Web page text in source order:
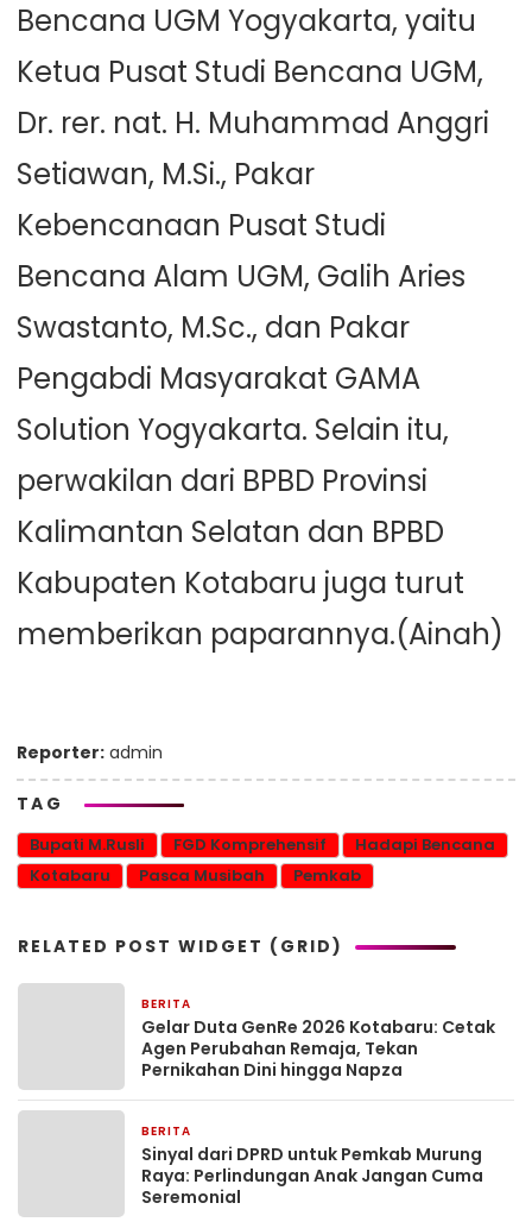
Bencana UGM Yogyakarta, yaitu
Ketua Pusat Studi Bencana UGM,
Dr. rer. nat. H. Muhammad Anggri
Setiawan, M.Si., Pakar
Kebencanaan Pusat Studi
Bencana Alam UGM, Galih Aries
Swastanto, M.Sc., dan Pakar
Pengabdi Masyarakat GAMA
Solution Yogyakarta. Selain itu,
perwakilan dari BPBD Provinsi
Kalimantan Selatan dan BPBD
Kabupaten Kotabaru juga turut
memberikan paparannya.(Ainah)
Reporter: admin
TAG
Bupati M.Rusli FGD Komprehensif
Hadapi Bencana
Kotabaru
Pasca Musibah Pemkab
RELATED POST WIDGET (GRID)
BERITA
Gelar Duta GenRe 2026 Kotabaru: Cetak
Agen Perubahan Remaja, Tekan
Pernikahan Dini hingga Napza
BERITA
Sinyal dari DPRD untuk Pemkab Murung
Raya: Perlindungan Anak Jangan Cuma
Seremonial